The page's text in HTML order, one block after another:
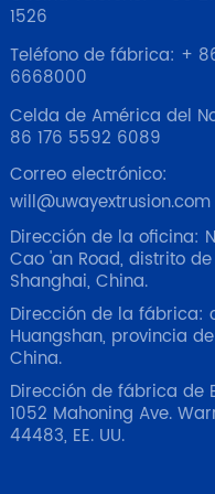
📍
de
1526
Teléfono de fábrica: +
6668000
Celda de América del
86 176 5592 6089
Correo electrónico:
will@uwayextrusion.com
Dirección de la oficina:
Cao 'an Road, distrito
Shanghai, China.
Dirección de la fábrica:
Huangshan, provincia
China.
Dirección de fábrica de
1052 Mahoning Ave.
44483, EE. UU.